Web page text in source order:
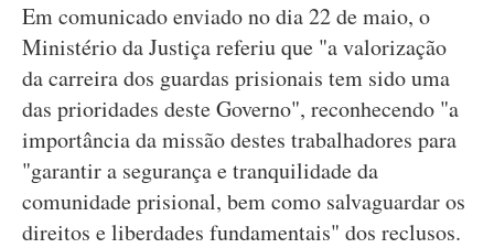
Em comunicado enviado no dia 22 de maio, o
Ministério da Justiça referiu que "a valorização
da carreira dos guardas prisionais tem sido uma
das prioridades deste Governo", reconhecendo "a
importância da missão destes trabalhadores para
"garantir a segurança e tranquilidade da
comunidade prisional, bem como salvaguardar os
direitos e liberdades fundamentais" dos reclusos.